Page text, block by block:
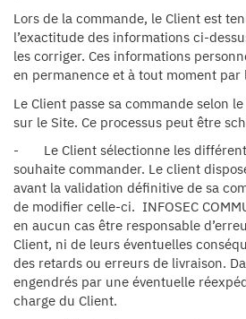
Lors de la commande, le Client est
l’exactitude des informations ci-
les corriger. Ces informations
en permanence et à tout moment par
Le Client passe sa commande selon
sur le Site. Ce processus peut être
- Le Client sélectionne les
souhaite commander. Le client
avant la validation définitive de sa
de modifier celle-ci. INFOSEC
en aucun cas être responsable
Client, ni de leurs éventuelles
des retards ou erreurs de livraison.
engendrés par une éventuelle
charge du Client.